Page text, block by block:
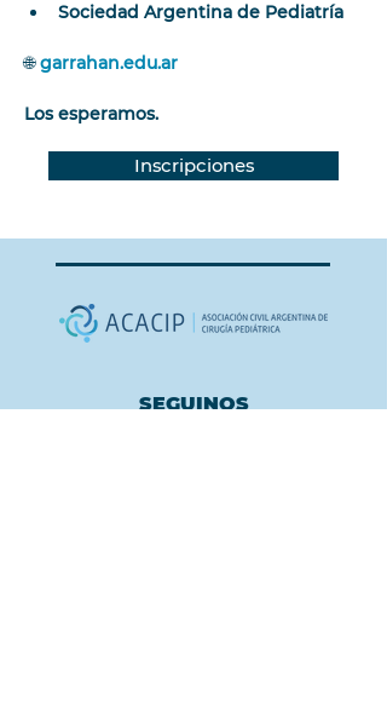
Sociedad Argentina de Pediatría
🌐 garrahan.edu.ar
Los esperamos.
Inscripciones
SEGUINOS